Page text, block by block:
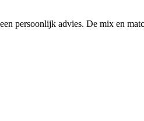
persoonlijk advies. De mix en